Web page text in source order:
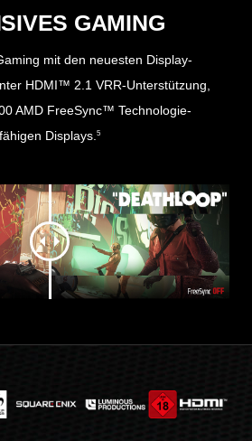
GAMING
mit den neuesten Display-
HDMI™ 2.1 VRR-Unterstützung,
AMD FreeSync™ Technologie-
fähigen Displays. 5